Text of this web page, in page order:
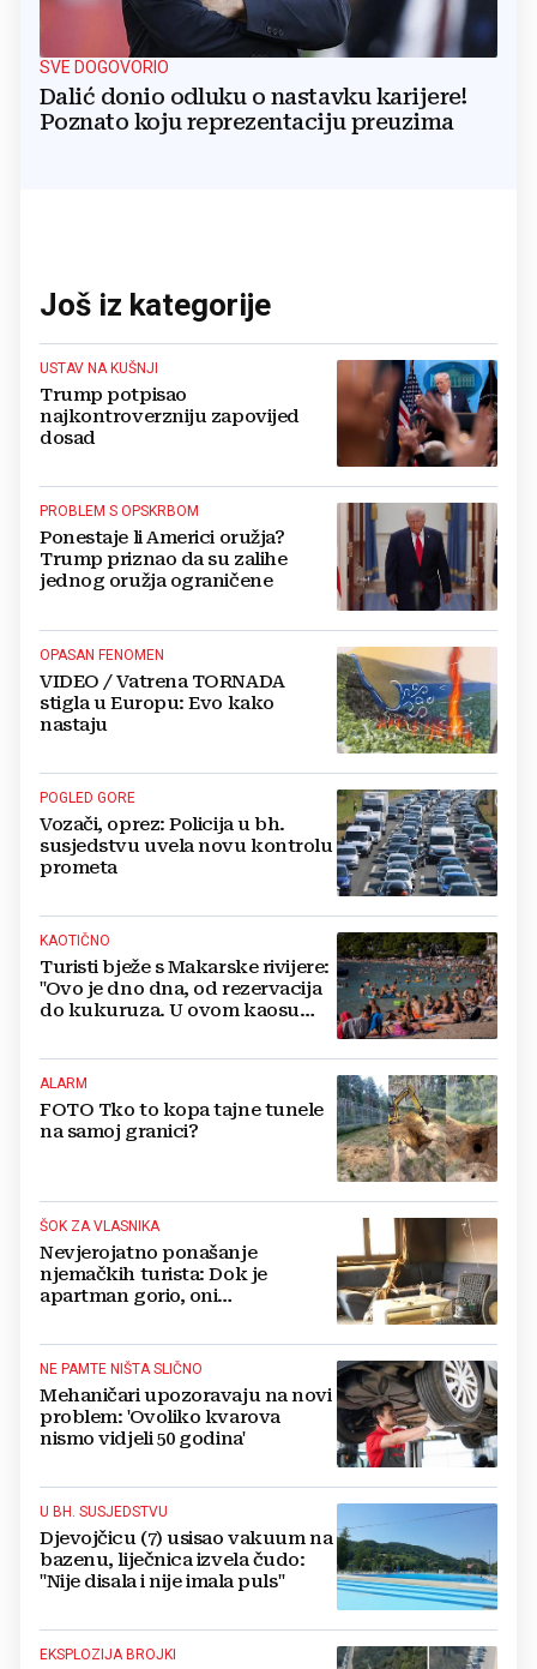
SVE DOGOVORIO
Dalić donio odluku o nastavku karijere!
Poznato koju reprezentaciju preuzima
Još iz kategorije
USTAV NA KUŠNJI
Trump potpisao
najkontroverzniju zapovijed
dosad
PROBLEM S OPSKRBOM
Ponestaje li Americi oružja?
Trump priznao da su zalihe
jednog oružja ograničene
OPASAN FENOMEN
VIDEO / Vatrena TORNADA
stigla u Europu: Evo kako
nastaju
POGLED GORE
Vozači, oprez: Policija u bh.
susjedstvu uvela novu kontrolu
prometa
KAOTIČNO
Turisti bježe s Makarske rivijere:
"Ovo je dno dna, od rezervacija
do kukuruza. U ovom kaosu
ALARM
FOTO Tko to kopa tajne tunele
na samoj granici?
ŠOK ZA VLASNIKA
Nevjerojatno ponašanje
njemačkih turista: Dok je
apartman gorio, oni
NE PAMTE NIŠTA SLIČNO
Mehaničari upozoravaju na novi
problem: 'Ovoliko kvarova
nismo vidjeli 50 godina'
U BH. SUSJEDSTVU
Djevojčicu (7) usisao vakuum na
bazenu, liječnica izvela čudo:
"Nije disala i nije imala puls"
EKSPLOZIJA BROJKI